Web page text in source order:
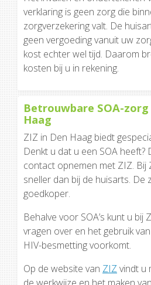
verklaring is geen zorg die
zorgverzekering valt. De
geen vergoeding vanuit uw
kost echter wel tijd. Daarom
kosten bij u in rekening.
Betrouwbare SOA-zorg
Haag
ZIZ in Den Haag biedt
Denkt u dat u een SOA heeft?
contact opnemen met ZIZ. Bij
sneller dan bij de huisarts. De
goedkoper.
Behalve voor SOA’s kunt u
vragen over en het gebruik
HIV-besmetting voorkomt.
Op de website van ZIZvindt u